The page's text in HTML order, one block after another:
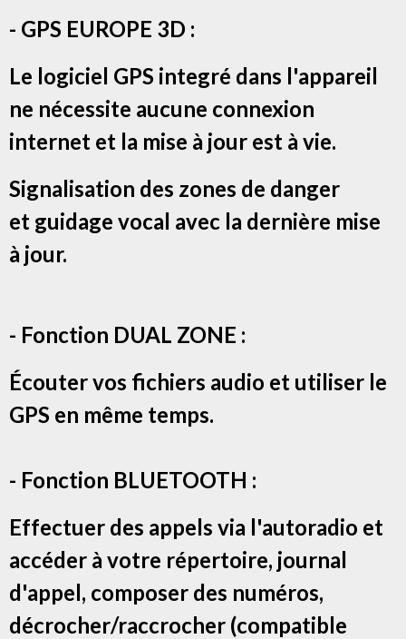
- GPS EUROPE 3D :
Le logiciel GPS integré dans l'appareil
ne nécessite aucune connexion
internet et la mise à jour est à vie.
Signalisation des zones de danger
et guidage vocal avec la dernière mise
à jour.
- Fonction DUAL ZONE :
Écouter vos fichiers audio et utiliser le
GPS en même temps.
- Fonction BLUETOOTH :
Effectuer des appels via l'autoradio et
accéder à votre répertoire, journal
d'appel, composer des numéros,
décrocher/raccrocher (compatible